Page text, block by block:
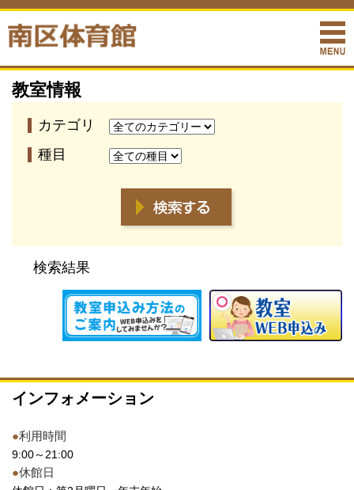
教室情報
カテゴリ
種目
検索結果
インフォメーション
●利用時間
9:00～21:00
●休館日